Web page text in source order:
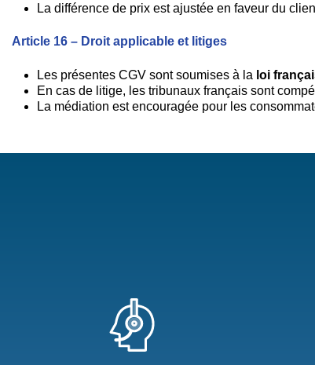
La différence de prix est ajustée en faveur du
Article 16 – Droit applicable et litiges
Les présentes CGV sont soumises à la loi
En cas de litige, les tribunaux français sont
La médiation est encouragée pour les